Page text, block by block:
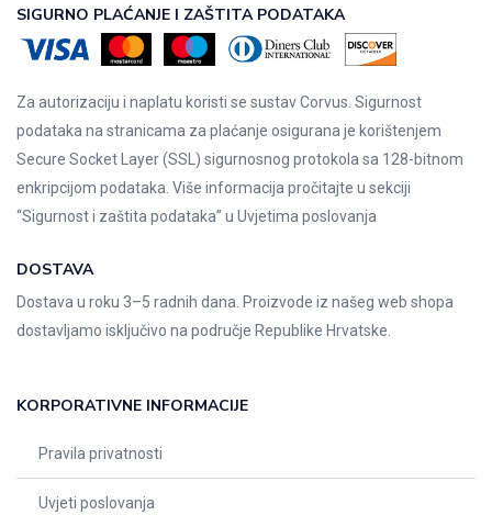
SIGURNO PLAĆANJE I ZAŠTITA PODATAKA
Za autorizaciju i naplatu koristi se sustav Corvus. Sigurnost
podataka na stranicama za plaćanje osigurana je korištenjem
Secure Socket Layer (SSL) sigurnosnog protokola sa 128-bitnom
enkripcijom podataka. Više informacija pročitajte u sekciji
“Sigurnost i zaštita podataka” u Uvjetima poslovanja
DOSTAVA
Dostava u roku 3–5 radnih dana. Proizvode iz našeg web shopa
dostavljamo isključivo na područje Republike Hrvatske.
KORPORATIVNE INFORMACIJE
Pravila privatnosti
Uvjeti poslovanja